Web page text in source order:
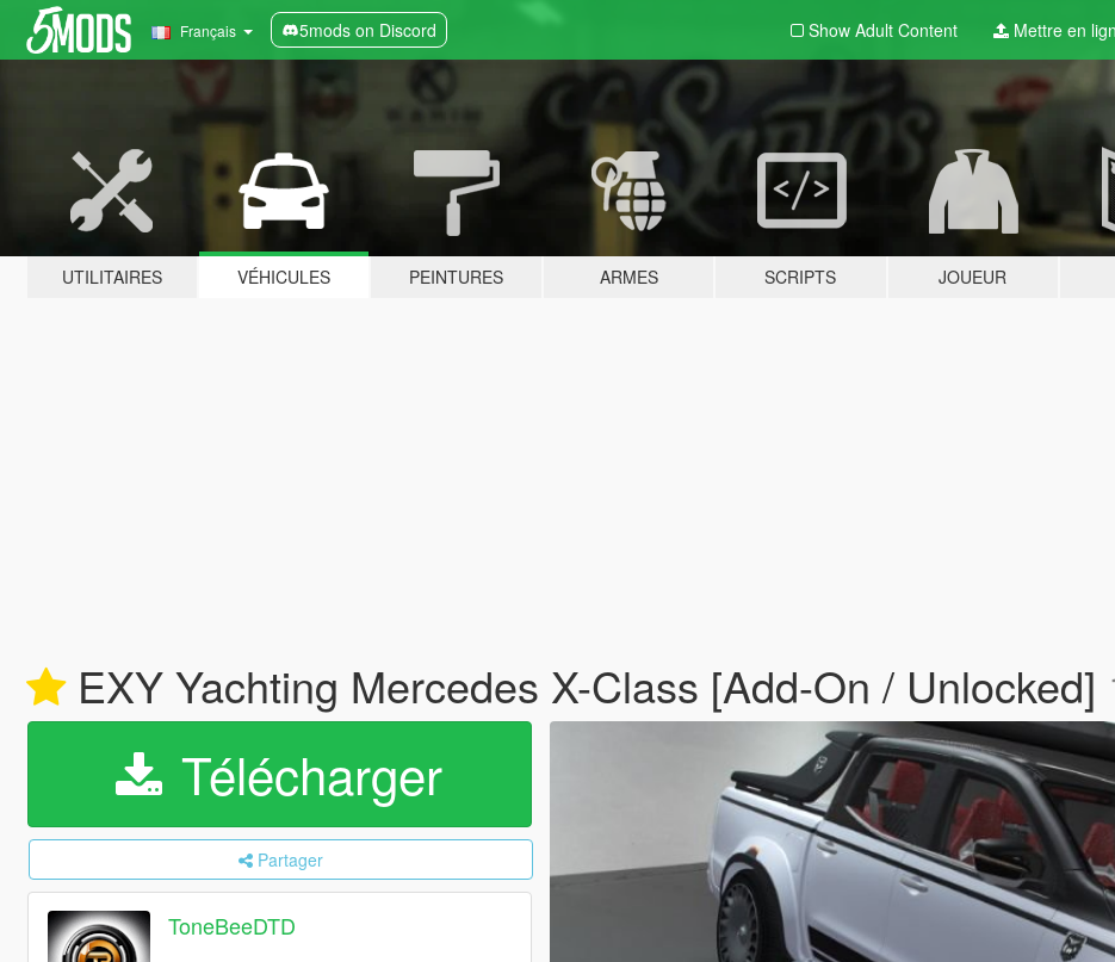
Français 5mods on Discord Show Adult Content Mettre en
UTILITAIRES VÉHICULES PEINTURES ARMES SCRIPTS JOUEUR
EXY Yachting Mercedes X-Class [Add-On / Unlocked]
Télécharger
Partager
ToneBeeDTD